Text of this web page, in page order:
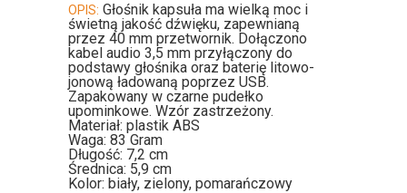
OPIS: Głośnik kapsuła ma wielką moc i
świetną jakość dźwięku, zapewnianą
przez 40 mm przetwornik. Dołączono
kabel audio 3,5 mm przyłączony do
podstawy głośnika oraz baterię litowo-
jonową ładowaną poprzez USB.
Zapakowany w czarne pudełko
upominkowe. Wzór zastrzeżony.
Materiał: plastik ABS
Waga: 83 Gram
Długość: 7,2 cm
Średnica: 5,9 cm
Kolor: biały, zielony, pomarańczowy